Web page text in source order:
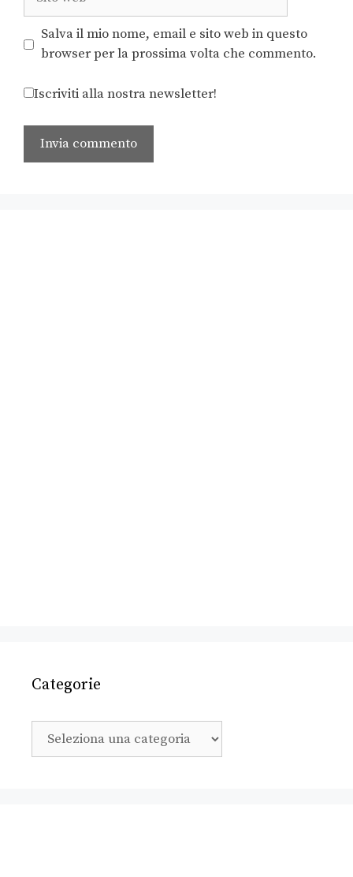
Salva il mio nome, email e sito web in questo
browser per la prossima volta che commento.
Iscriviti alla nostra newsletter!
Categorie